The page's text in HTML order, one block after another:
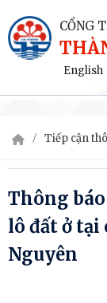
CỔNG
English
Tiếp cận
Thông báo
lô đất ở tại
Nguyên